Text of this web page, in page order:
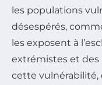
les populations
désespérés,
les exposent à
extrémistes et
cette vulnérabilité,